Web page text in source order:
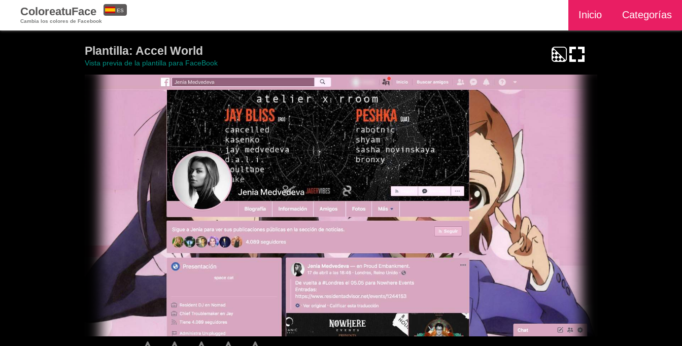
ColoreatuFace
Cambia los colores de Facebook
Inicio Categorías
ES
Plantilla: Accel World
Vista previa de la plantilla para FaceBook